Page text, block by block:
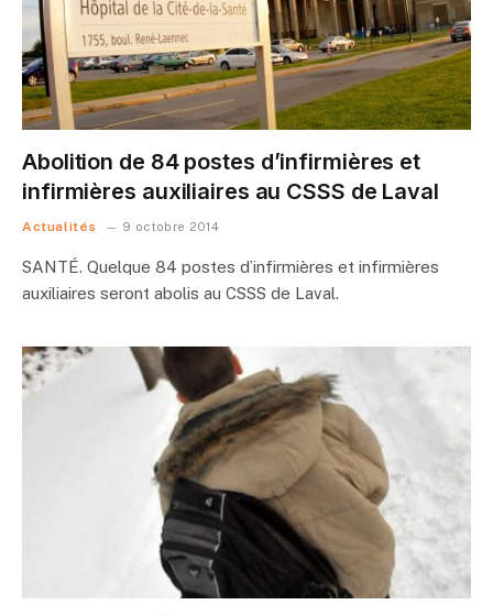
Abolition de 84 postes d’infirmières et
infirmières auxiliaires au CSSS de Laval
Actualités 9 octobre 2014
SANTÉ. Quelque 84 postes d’infirmières et infirmières
auxiliaires seront abolis au CSSS de Laval.